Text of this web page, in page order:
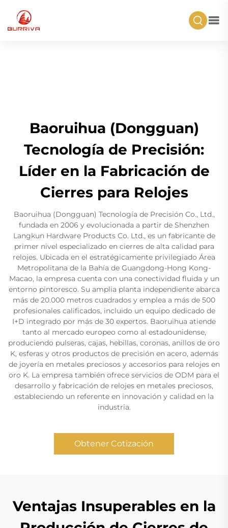
Baoruihua (Dongguan)
Tecnología de Precisión:
Líder en la Fabricación de
Cierres para Relojes
Baoruihua (Dongguan) Tecnología de Precisión Co., Ltd.,
fundada en 2006 y evolucionada a partir de Shenzhen
Langkun Hardware Products Co. Ltd., es un fabricante de
primer nivel especializado en cierres de alta calidad para
relojes. Ubicada en el estratégicamente privilegiado Área
Metropolitana de la Bahía de Guangdong-Hong Kong-
Macao, la empresa cuenta con una conectividad fluida y un
entorno pintoresco. Su amplia planta independiente abarca
más de 20.000 metros cuadrados y emplea a más de 500
profesionales calificados, incluido un equipo dedicado de
I+D integrado por más de 30 expertos. Baoruihua atiende
tanto al mercado europeo como al estadounidense,
produciendo pulseras, cajas, hebillas, coronas, anillos de oro
K, esferas y otros productos de precisión en acero, además
de joyería en metales preciosos y accesorios para relojes en
oro K. La empresa también ofrece servicios de ODM para el
desarrollo y fabricación de relojes en metales preciosos,
estableciendo un referente en innovación y calidad en la
industria.
Obtener Cotización
Ventajas Insuperables en la